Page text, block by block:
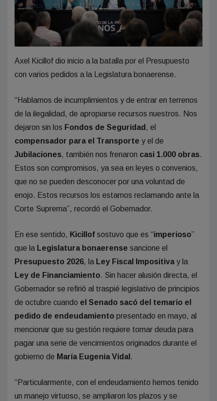
Axel Kicillof dio inicio a la batalla por el Presupuesto
con varios pedidos a la Legislatura bonaerense.
“Hablamos de incumplimientos y de entrar en terrenos
de la ilegalidad, de apropiarse recursos nuestros. Nos
dejaron sin los Fondos de Seguridad , el
compensador para el Transporte y el de
Jubilaciones, también nos frenaron casi 1.000 obras.
Estos son compromisos, ya sea en leyes o convenios,
que no se pueden desconocer por una voluntad de
enojo. Estos recursos los estamos reclamando ante la
Corte Suprema”, recordó el Gobernador.
En ese sentido, Kicillof sostuvo que es “imperioso”
que la Legislatura bonaerense sancione el
Presupuesto 2026, la Ley Fiscal Impositivay la
Ley de Financiamiento. Sin hacer alusión directa, el
Gobernador se refirió al traspié legislativo de principios
de octubre cuando el Senado sacó del temario el
pedido de endeudamiento presentado en mayo, al
mencionar que su gestión requiere tomar deuda para
pagar una serie de vencimientos originados durante el
gobierno de María Eugenia Vidal .
“Particularmente, con el endeudamiento hemos tenido
un manejo virtuoso, se ampliaron los plazos y se